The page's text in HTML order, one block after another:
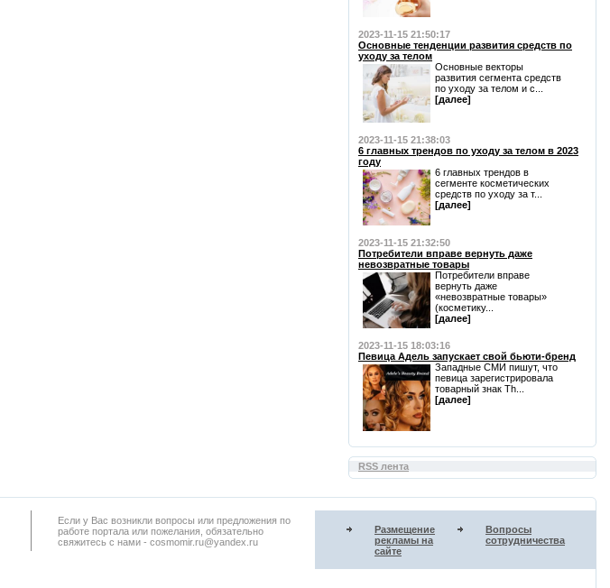
2023-11-15 21:50:17
Основные тенденции развития средств по
уходу за телом
Основные векторы
развития сегмента средств
по уходу за телом и с...
[далее]
2023-11-15 21:38:03
6 главных трендов по уходу за телом в 2023
году
6 главных трендов в
сегменте косметических
средств по уходу за т...
[далее]
2023-11-15 21:32:50
Потребители вправе вернуть даже
невозвратные товары
Потребители вправе
вернуть даже
«невозвратные товары»
(косметику...
[далее]
2023-11-15 18:03:16
Певица Адель запускает свой бьюти-бренд
Западные СМИ пишут, что
певица зарегистрировала
товарный знак Th...
[далее]
RSS лента
Если у Вас возникли вопросы или предложения по
работe портала или пожелания, обязательно
свяжитесь с нами - cosmomir.ru@yandex.ru
Размещение
рекламы на
сайте
Вопросы
сотрудничества